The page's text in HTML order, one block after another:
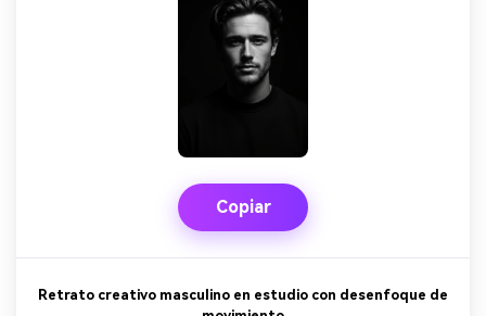
Copiar
Retrato creativo masculino en estudio con desenfoque de